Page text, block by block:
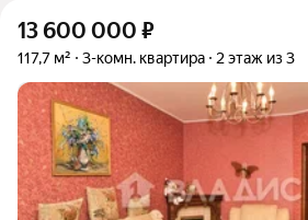
13 600 000 ₽
117,7 м² 3-комн. квартира 2 этаж из 3